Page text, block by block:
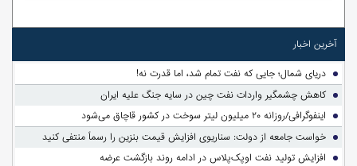
آخرین اخبار
دریای شمال؛ جایی که نفت تمام شد، اما قدرت نه!
کاهش چشمگیر واردات نفت چین در سایه جنگ علیه ایران
اینفوگرافی/روزانه ۲۰ میلیون لیتر سوخت در کشور قاچاق می‌شود
خواست جامعه از دولت: سناریوی افزایش قیمت بنزین را رسماً منتفی کنید
افزایش تولید نفت اوپک‌پلاس در ادامه روند بازگشت عرضه